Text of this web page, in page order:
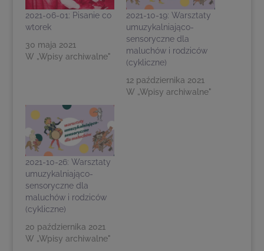
2021-06-01: Pisanie co
wtorek
30 maja 2021
W „Wpisy archiwalne"
2021-10-19: Warsztaty
umuzykalniająco-
sensoryczne dla
maluchów i rodziców
(cykliczne)
12 października 2021
W „Wpisy archiwalne"
2021-10-26: Warsztaty
umuzykalniająco-
sensoryczne dla
maluchów i rodziców
(cykliczne)
20 października 2021
W „Wpisy archiwalne"